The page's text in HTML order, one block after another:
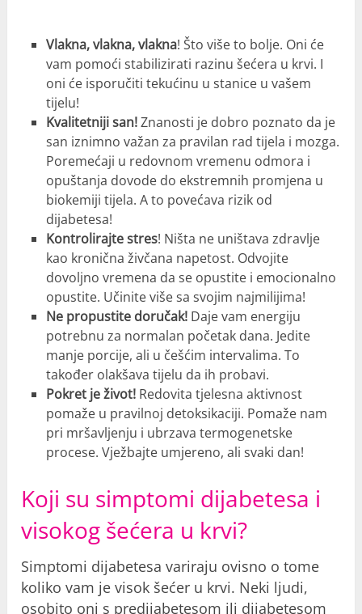
Vlakna, vlakna, vlakna! Što više to bolje. Oni će
vam pomoći stabilizirati razinu šećera u krvi. I
oni će isporučiti tekućinu u stanice u vašem
tijelu!
Kvalitetniji san!Znanosti je dobro poznato da je
san iznimno važan za pravilan rad tijela i mozga.
Poremećaji u redovnom vremenu odmora i
opuštanja dovode do ekstremnih promjena u
biokemiji tijela. A to povećava rizik od
dijabetesa!
Kontrolirajte stres! Ništa ne uništava zdravlje
kao kronična živčana napetost. Odvojite
dovoljno vremena da se opustite i emocionalno
opustite. Učinite više sa svojim najmilijima!
Ne propustite doručak!Daje vam energiju
potrebnu za normalan početak dana. Jedite
manje porcije, ali u češćim intervalima. To
također olakšava tijelu da ih probavi.
Pokret je život!Redovita tjelesna aktivnost
pomaže u pravilnoj detoksikaciji. Pomaže nam
pri mršavljenju i ubrzava termogenetske
procese. Vježbajte umjereno, ali svaki dan!
Koji su simptomi dijabetesa i
visokog šećera u krvi?
Simptomi dijabetesa variraju ovisno o tome
koliko vam je visok šećer u krvi. Neki ljudi,
osobito oni s predijabetesom ili dijabetesom